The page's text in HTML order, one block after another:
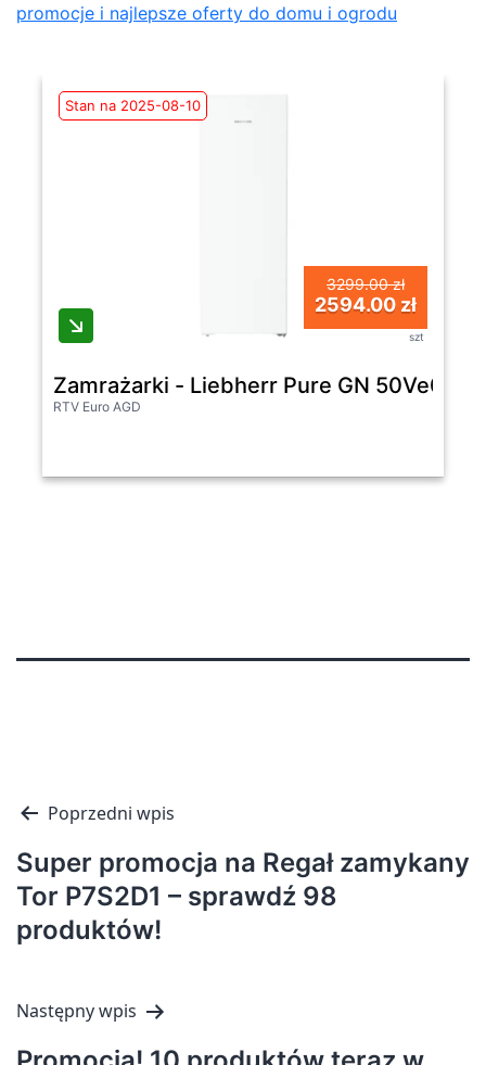
promocje i najlepsze oferty do domu i ogrodu
Stan na 2025-08-10
3299.00 zł
2594.00 zł
szt
Zamrażarki - Liebherr Pure GN 50Ve06
RTV Euro AGD
Nawigacja
wpisu
Poprzedni wpis
Super promocja na Regał zamykany
Tor P7S2D1 – sprawdź 98
produktów!
Następny wpis